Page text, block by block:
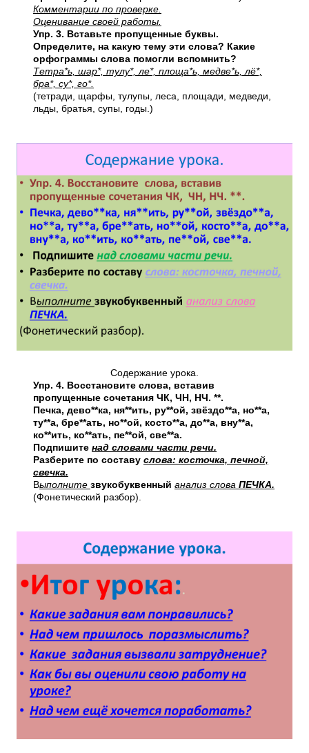
Комментарии по проверке.
Оценивание своей работы.
Упр. 3. Вставьте пропущенные буквы.
Определите, на какую тему эти слова? Какие
орфограммы слова помогли вспомнить?
Тетра*ь, шар*, тулу*, ле*, площа*ь, медве*ь, лё*,
бра*, су*, го*.
(тетради, щарфы, тулупы, леса, площади, медведи,
льды, братья, супы, годы.)
Содержание урока.
Упр. 4. Восстановите слова, вставив
пропущенные сочетания ЧК, ЧН, НЧ. **.
Печка, дево**ка, ня**ить, ру**ой, звёздо**а, но**а,
ту**а, бре**ать, но**ой, косто**а, до**а, вну**а,
ко**ить, ко**ать, пе**ой, све**а.
Подпишите над словами части речи.
Разберите по составу слова: косточка, печной,
свечка.
Выполните звукобуквенный анализ слова ПЕЧКА.
(Фонетический разбор).